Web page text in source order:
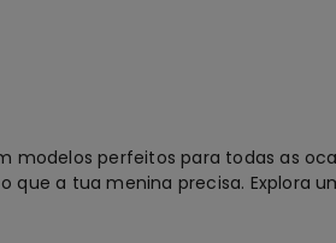
perfeitos para todas as
a tua menina precisa. Explora